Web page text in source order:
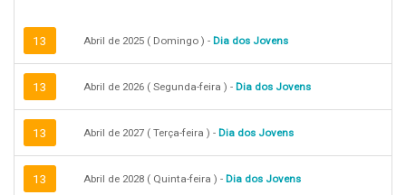
13 Abril de 2025 ( Domingo ) - Dia dos Jovens
13 Abril de 2026 ( Segunda-feira ) - Dia dos Jovens
13 Abril de 2027 ( Terça-feira ) - Dia dos Jovens
13 Abril de 2028 ( Quinta-feira ) - Dia dos Jovens